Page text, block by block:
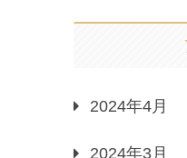
2024年4月
2024年3月